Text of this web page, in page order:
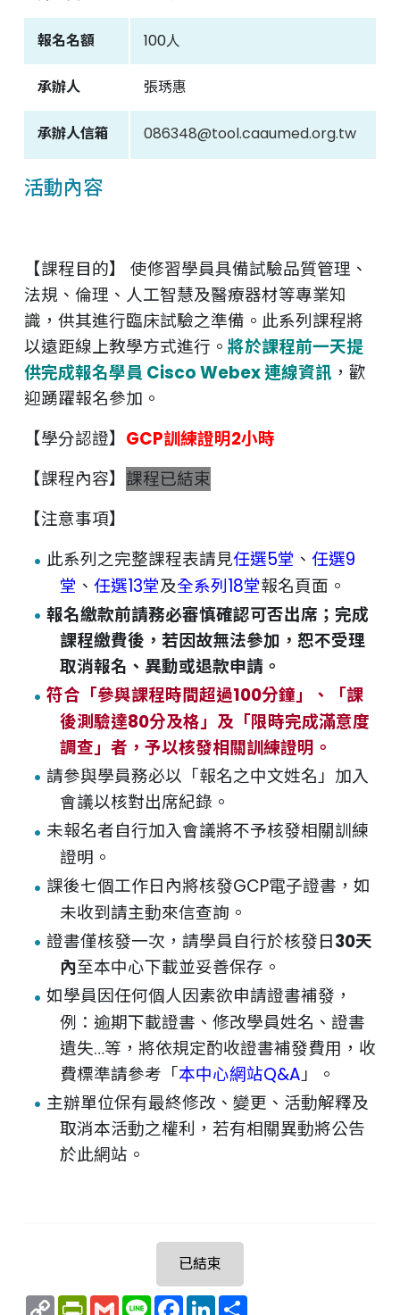
報名名額 100人
承辦人 張琇惠
承辦人信箱 086348@tool.caaumed.org.tw
活動內容
【課程目的】 使修習學員具備試驗品質管理、
法規、倫理、人工智慧及醫療器材等專業知
識，供其進行臨床試驗之準備。此系列課程將
以遠距線上教學方式進行。 將於課程前一天提
供完成報名學員 Cisco Webex 連線資訊 ，歡
迎踴躍報名參加。
【學分認證】 GCP訓練證明2小時
【課程內容】 課程已結束
【注意事項】
此系列之完整課程表請見任選5堂 、 任選9
堂 、 任選13堂及全系列18堂報名頁面。
報名繳款前請務必審慎確認可否出席；完成
課程繳費後，若因故無法參加，恕不受理
取消報名、異動或退款申請。
符合「參與課程時間超過100分鐘」、「課
後測驗達80分及格」及「限時完成滿意度
調查」者，予以核發相關訓練證明。
請參與學員務必以「報名之中文姓名」加入
會議以核對出席紀錄。
未報名者自行加入會議將不予核發相關訓練
證明。
課後七個工作日內將核發GCP電子證書，如
未收到請主動來信查詢。
證書僅核發一次，請學員自行於核發日30天
內至本中心下載並妥善保存。
如學員因任何個人因素欲申請證書補發，
例：逾期下載證書、修改學員姓名、證書
遺失…等，將依規定酌收證書補發費用，收
費標準請參考「本中心網站Q&A」。
主辦單位保有最終修改、變更、活動解釋及
取消本活動之權利，若有相關異動將公告
於此網站。
已結束
CopyPrintFriendly
GmailLine Facebook
LinkedIn